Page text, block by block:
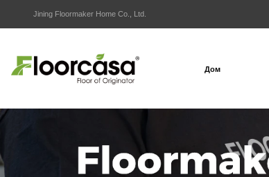
Jining Floormaker Home Co., Ltd.
Дом